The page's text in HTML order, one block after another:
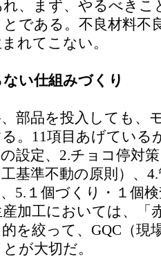
、まず、やるべきこ
である。不良材料不
れてこない。
い仕組みづくり
部品を投入しても、
。11項目あげている
設定、2.チョコ停対
基準不動の原則）、
、5.１個づくり・１個
加工においては、「
を絞って、GQC（現
が大切だ。